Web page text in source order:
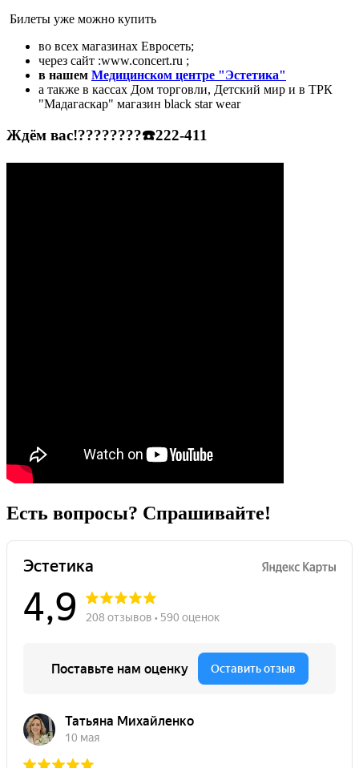
Билеты уже можно купить
во всех магазинах Евросеть;
через сайт :www.concert.ru ;
в нашем Медицинском центре "Эстетика"
а также в кассах Дом торговли, Детский мир и в ТРК
"Мадагаскар" магазин black star wear
Ждём вас!????????☎️222-411
Есть вопросы? Спрашивайте!